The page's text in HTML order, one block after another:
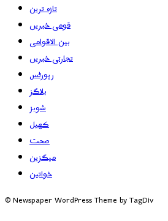
تازہ ترین
قومی خبریں
بین الاقوامی
تجارتی خبریں
رپورٹس
بلاگز
شوبز
کھیل
صحت
میگزین
خواتین
© Newspaper WordPress Theme by TagDiv